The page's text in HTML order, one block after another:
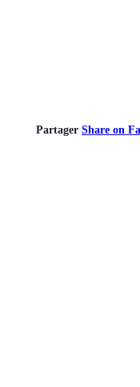
Partager Share on